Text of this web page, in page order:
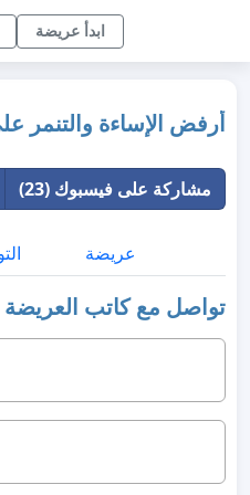
ابدأ عريضة
أرفض الإساءة والتنمر
مشاركة على فيسبوك (23)
عريضة
تواصل مع كاتب العريضة